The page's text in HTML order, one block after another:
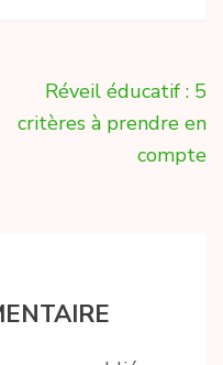
Réveil éducatif : 5
critères à prendre en
compte